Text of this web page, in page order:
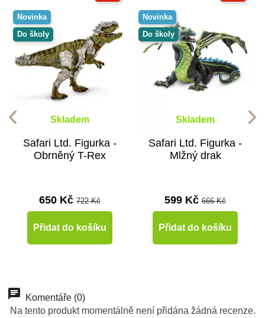
Novinka
Do školy
Skladem
Safari Ltd. Figurka -
Obrněný T-Rex
650 Kč 722 Kč
Přidat do košíku
Novinka
Do školy
Skladem
Safari Ltd. Figurka -
Mlžný drak
599 Kč 666 Kč
Přidat do košíku
Do školy
Do školy
Komentáře (0)
Na tento produkt momentálně není přidána žádná recenze.